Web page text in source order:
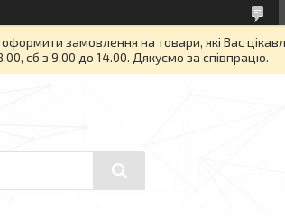
замовлення на товари, які Вас
сб з 9.00 до 14.00. Дякуємо за співпрацю.